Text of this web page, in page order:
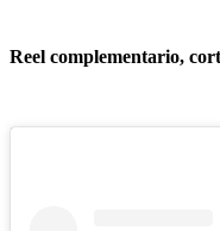
Reel complementario,